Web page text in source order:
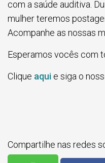
com a saúde auditiva.
mulher teremos
Acompanhe as nossas
Esperamos vocês com
Clique aqui e siga o
Compartilhe nas redes